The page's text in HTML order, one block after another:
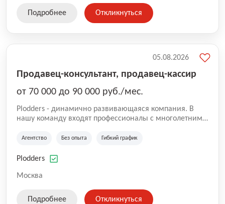
Подробнее Откликнуться
Продавец-консультант, продавец-кассир
от 70 000 до 90 000 руб./мес.
Plodders - динамично развивающаяся компания. В
нашу команду входят профессионалы с многолетним
на рынке аутсорсинга, а накопленный опыт позволяют
оказываемых услуг.
Агентство Без опыта Гибкий график
Plodders
Москва
05.08.2026
Подробнее Откликнуться